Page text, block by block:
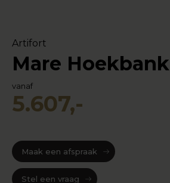
Artifort
Mare Hoekbank
vanaf
5.607,-
Maak een afspraak
Stel een vraag